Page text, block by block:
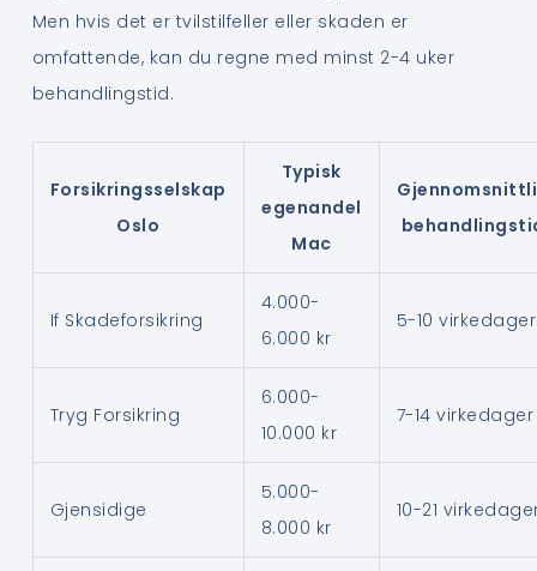
Men hvis det er tvilstilfeller eller skaden er
omfattende, kan du regne med minst 2-4 uker
behandlingstid.
Forsikringsselskap
Oslo
Typisk
egenandel
Mac
If Skadeforsikring
4.000-
6.000 kr
5-10 virkedager
Tryg Forsikring
6.000-
10.000 kr
7-14 virkedager
Gjensidige
5.000-
8.000 kr
10-21